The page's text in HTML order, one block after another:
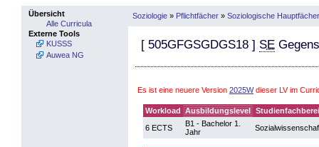
Übersicht
Alle Curricula
Externe Tools
KUSSS
Auwea NG
Soziologie » Pflichtfächer » Soziologische Hauptfächer
[ 505GFGSGDGS18 ] SE
Es ist eine neuere Version 2025Wdieser LV im
Workload Ausbildungslevel
6 ECTS
B1 - Bachelor 1.
Jahr